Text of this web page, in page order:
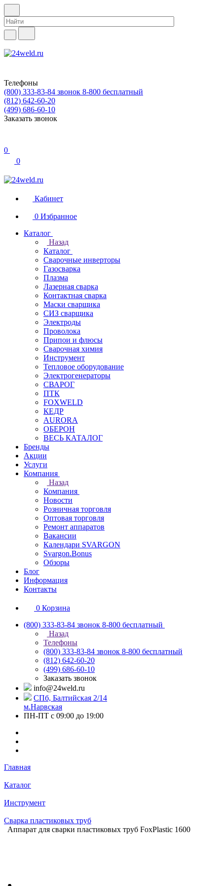
Телефоны
(800) 333-83-84 звонок 8-800 бесплатный
(812) 642-60-20
(499) 686-60-10
Заказать звонок
0
0
Кабинет
0 Избранное
Каталог
Назад
Каталог
Сварочные инверторы
Газосварка
Плазма
Лазерная сварка
Контактная сварка
Маски сварщика
СИЗ сварщика
Электроды
Проволока
Припои и флюсы
Сварочная химия
Инструмент
Тепловое оборудование
Электрогенераторы
СВАРОГ
ПТК
FOXWELD
КЕДР
AURORA
ОБЕРОН
ВЕСЬ КАТАЛОГ
Бренды
Акции
Услуги
Компания
Назад
Компания
Новости
Розничная торговля
Оптовая торговля
Ремонт аппаратов
Вакансии
Календари SVARGON
Svargon.Bonus
Обзоры
Блог
Информация
Контакты
0 Корзина
(800) 333-83-84 звонок 8-800 бесплатный
Назад
Телефоны
(800) 333-83-84 звонок 8-800 бесплатный
(812) 642-60-20
(499) 686-60-10
Заказать звонок
info@24weld.ru
СПб, Балтийская 2/14
м.Нарвская
ПН-ПТ с 09:00 до 19:00
Главная
Каталог
Инструмент
Сварка пластиковых труб
Аппарат для сварки пластиковых труб FoxPlastic 1600